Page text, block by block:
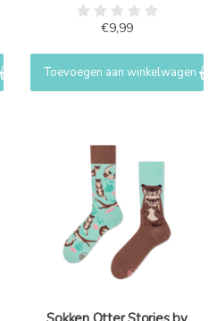
€9,99
Toevoegen aan winkelwagen